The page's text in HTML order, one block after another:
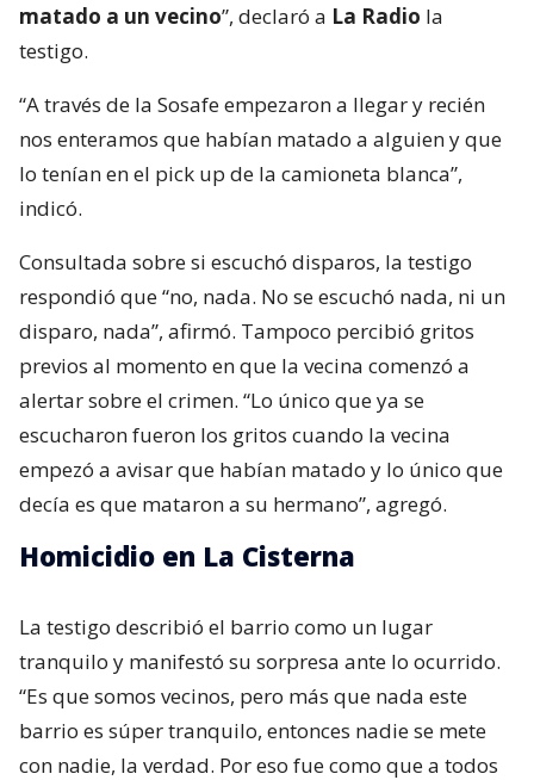
matado a un vecino”, declaró a La Radio la
testigo.
“A través de la Sosafe empezaron a llegar y recién
nos enteramos que habían matado a alguien y que
lo tenían en el pick up de la camioneta blanca”,
indicó.
Consultada sobre si escuchó disparos, la testigo
respondió que “no, nada. No se escuchó nada, ni un
disparo, nada”, afirmó. Tampoco percibió gritos
previos al momento en que la vecina comenzó a
alertar sobre el crimen. “Lo único que ya se
escucharon fueron los gritos cuando la vecina
empezó a avisar que habían matado y lo único que
decía es que mataron a su hermano”, agregó.
Homicidio en La Cisterna
La testigo describió el barrio como un lugar
tranquilo y manifestó su sorpresa ante lo ocurrido.
“Es que somos vecinos, pero más que nada este
barrio es súper tranquilo, entonces nadie se mete
con nadie, la verdad. Por eso fue como que a todos